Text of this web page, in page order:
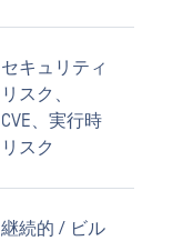
セキュリティ
リスク、
CVE、実行時
リスク
継続的 / ビル